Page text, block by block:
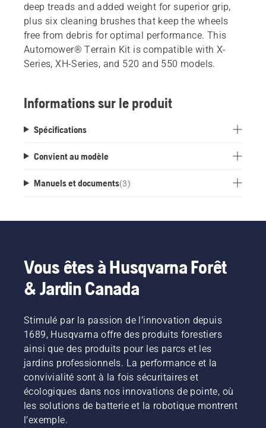
deep treads and added weight for superior grip,
plus six cleaning brushes that keep the wheels
free from debris for optimal performance. This
Automower® Terrain Kit is compatible with X-
Series, XH-Series, and 520 and 550 models.
Informations sur le produit
Spécifications
Convient au modèle
Manuels et documents(3)
Vous êtes à Husqvarna Forêt
& Jardin Canada
Stimulé par la passion de l’innovation depuis
1689, Husqvarna offre des produits forestiers
ainsi que des produits pour les parcs et les
jardins professionnels. La performance et la
convivialité sont à la fois sécuritaires et
écologiques dans nos innovations de pointe, où
les solutions de batterie et la robotique montrent
l’exemple.